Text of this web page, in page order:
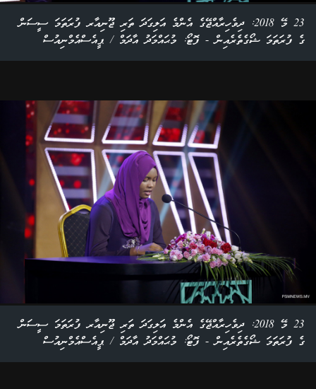
23 މޭ 2018: ދިވެހިރާއްޖޭގެ އެންމެ އަލިގަދަ ތަރި ޖޫނިއާރ ފުރަތަމަ ސީސަން
ގެ ފުރަތަމަ ޝޯގެތެރެއިން - ފޮޓޯ: މުޙައްމަދު އާދަމް / ޕީއެސްއެމްނިއުސް
23 މޭ 2018: ދިވެހިރާއްޖޭގެ އެންމެ އަލިގަދަ ތަރި ޖޫނިއާރ ފުރަތަމަ ސީސަން
ގެ ފުރަތަމަ ޝޯގެތެރެއިން - ފޮޓޯ: މުޙައްމަދު އާދަމް / ޕީއެސްއެމްނިއުސް